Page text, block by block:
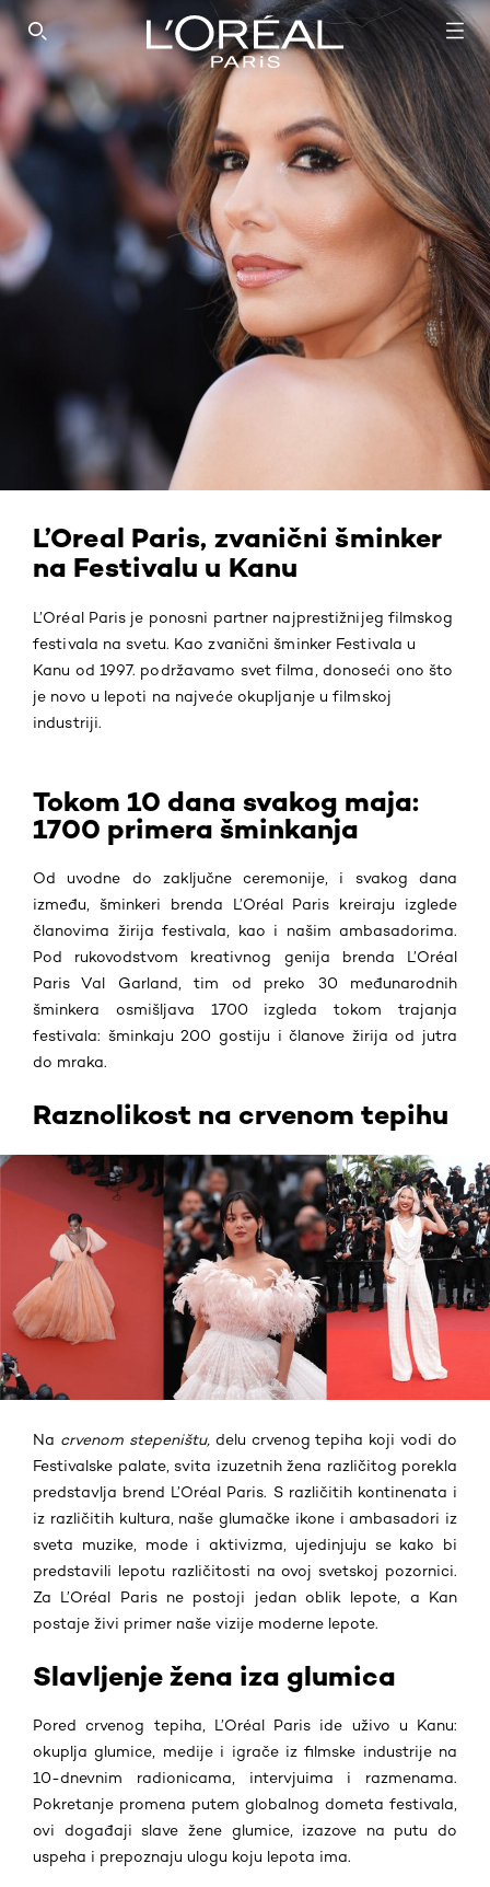
SEARCH THIS SITE
L’Oreal Paris, zvanični šminker
na Festivalu u Kanu
L’Oréal Paris je ponosni partner najprestižnijeg filmskog
festivala na svetu. Kao zvanični šminker Festivala u
Kanu od 1997. podržavamo svet filma, donoseći ono što
je novo u lepoti na najveće okupljanje u filmskoj
industriji.
Tokom 10 dana svakog maja:
1700 primera šminkanja
Od uvodne do zaključne ceremonije, i svakog dana
između, šminkeri brenda L’Oréal Paris kreiraju izglede
članovima žirija festivala, kao i našim ambasadorima.
Pod rukovodstvom kreativnog genija brenda L’Oréal
Paris Val Garland, tim od preko 30 međunarodnih
šminkera osmišljava 1700 izgleda tokom trajanja
festivala: šminkaju 200 gostiju i članove žirija od jutra
do mraka.
Raznolikost na crvenom tepihu
Na crvenom stepeništu, delu crvenog tepiha koji vodi do
Festivalske palate, svita izuzetnih žena različitog porekla
predstavlja brend L’Oréal Paris. S različitih kontinenata i
iz različitih kultura, naše glumačke ikone i ambasadori iz
sveta muzike, mode i aktivizma, ujedinjuju se kako bi
predstavili lepotu različitosti na ovoj svetskoj pozornici.
Za L’Oréal Paris ne postoji jedan oblik lepote, a Kan
postaje živi primer naše vizije moderne lepote.
Slavljenje žena iza glumica
Pored crvenog tepiha, L’Oréal Paris ide uživo u Kanu:
okuplja glumice, medije i igrače iz filmske industrije na
10-dnevnim radionicama, intervjuima i razmenama.
Pokretanje promena putem globalnog dometa festivala,
ovi događaji slave žene glumice, izazove na putu do
uspeha i prepoznaju ulogu koju lepota ima.